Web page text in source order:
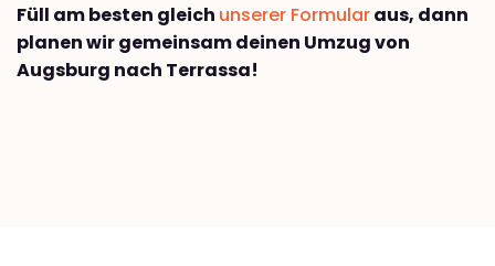
Füll am besten gleich unserer Formularaus, dann
planen wir gemeinsam deinen Umzug von
Augsburg nach Terrassa!